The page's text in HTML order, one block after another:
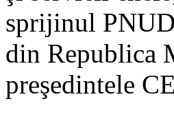
sprijinul
din Republica
preşedintele